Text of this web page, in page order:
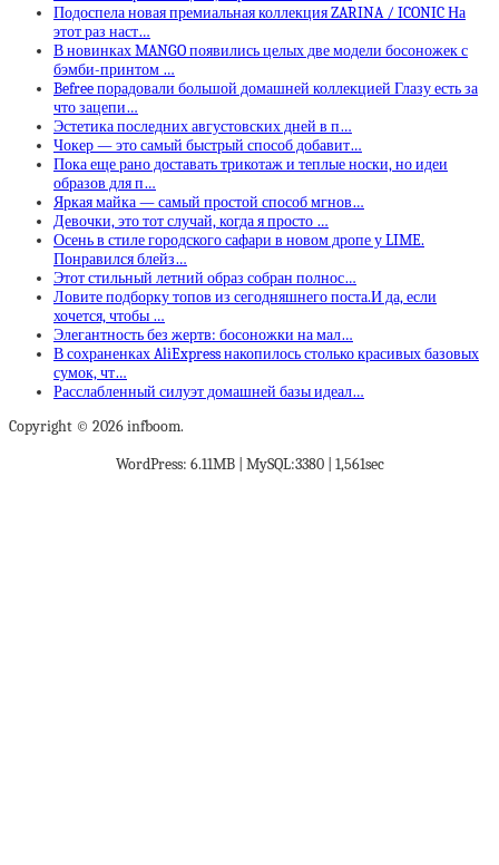
Подоспела новая премиальная коллекция ZARINA / ICONIC На
этот раз наст…
В новинках MANGO появились целых две модели босоножек с
бэмби-принтом …
Befree порадовали большой домашней коллекцией Глазу есть за
что зацепи…
Эстетика последних августовских дней в п…
Чокер — это самый быстрый способ добавит…
Пока еще рано доставать трикотаж и теплые носки, но идеи
образов для п…
Яркая майка — самый простой способ мгнов…
Девочки, это тот случай, когда я просто …
Осень в стиле городского сафари в новом дропе у LIME.
Понравился блейз…
Этот стильный летний образ собран полнос…
Ловите подборку топов из сегодняшнего поста.И да, если
хочется, чтобы …
Элегантность без жертв: босоножки на мал…
В сохраненках AliExpress накопилось столько красивых базовых
сумок, чт…
Расслабленный силуэт домашней базы идеал…
Copyright © 2026 infboom.
WordPress: 6.11MB | MySQL:3380 | 1,561sec